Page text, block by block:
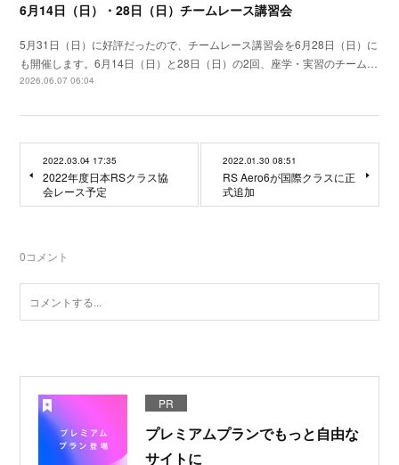
6月14日（日）・28日（日）チームレース講習会
5月31日（日）に好評だったので、チームレース講習会を6月28日（日）に
も開催します。6月14日（日）と28日（日）の2回、座学・実習のチーム…
2026.06.07 06:04
2022.03.04 17:35
2022年度日本RSクラス協
会レース予定
2022.01.30 08:51
RS Aero6が国際クラスに正
式追加
0コメント
PR
プレミアムプランでもっと自由な
サイトに